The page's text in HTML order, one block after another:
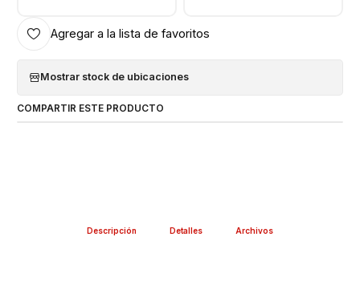
Agregar a la lista de favoritos
Mostrar stock de ubicaciones
COMPARTIR ESTE PRODUCTO
Descripción Detalles Archivos